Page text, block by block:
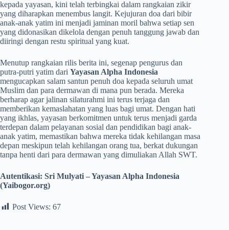
kepada yayasan, kini telah terbingkai dalam rangkaian zikir
yang diharapkan menembus langit. Kejujuran doa dari bibir
anak-anak yatim ini menjadi jaminan moril bahwa setiap sen
yang didonasikan dikelola dengan penuh tanggung jawab dan
diiringi dengan restu spiritual yang kuat.
​Menutup rangkaian rilis berita ini, segenap pengurus dan
putra-putri yatim dari Yayasan Alpha Indonesia
mengucapkan salam santun penuh doa kepada seluruh umat
Muslim dan para dermawan di mana pun berada. Mereka
berharap agar jalinan silaturahmi ini terus terjaga dan
memberikan kemaslahatan yang luas bagi umat. Dengan hati
yang ikhlas, yayasan berkomitmen untuk terus menjadi garda
terdepan dalam pelayanan sosial dan pendidikan bagi anak-
anak yatim, memastikan bahwa mereka tidak kehilangan masa
depan meskipun telah kehilangan orang tua, berkat dukungan
tanpa henti dari para dermawan yang dimuliakan Allah SWT.
Autentikasi: Sri Mulyati – Yayasan Alpha Indonesia
(Yaibogor.org)
Post Views: 67